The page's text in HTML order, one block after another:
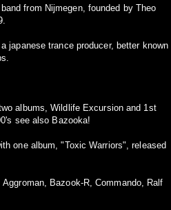
from Nijmegen, founded by Theo
japanese trance producer, better known
see also Bazooka!
one album, "Toxic Warriors", released
Bazook-R, Commando, Ralf